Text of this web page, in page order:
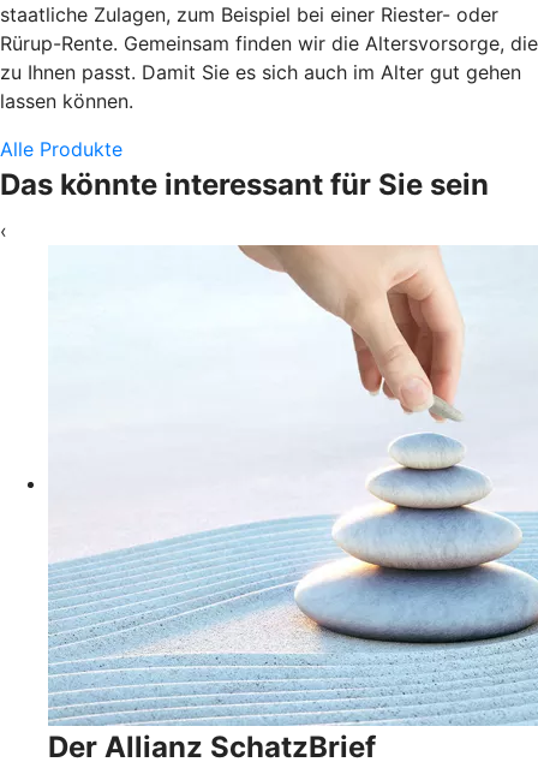
staatliche Zulagen, zum Beispiel bei einer Riester- oder
Rürup-Rente. Gemeinsam finden wir die Altersvorsorge, die
zu Ihnen passt. Damit Sie es sich auch im Alter gut gehen
lassen können.
Alle Produkte
Das könnte interessant für Sie sein
‹
Der Allianz SchatzBrief